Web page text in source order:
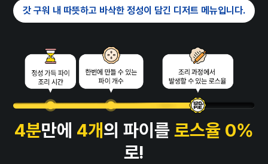
갓 구워 내 따뜻하고 바삭한 정성이 담긴 디저트 메뉴입니다.
4분만에 4개의 파이를로스율 0%
로!